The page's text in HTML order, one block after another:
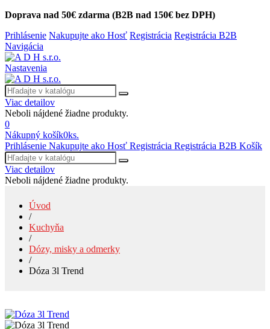
Doprava nad 50€ zdarma (B2B nad 150€ bez DPH)
Prihlásenie Nakupujte ako Hosť Registrácia Registrácia B2B
Navigácia
Nastavenia
Viac detailov
Neboli nájdené žiadne produkty.
0
Nákupný košík0ks.
Prihlásenie Nakupujte ako Hosť Registrácia Registrácia B2B Košík
Viac detailov
Neboli nájdené žiadne produkty.
Úvod
/
Kuchyňa
/
Dózy, misky a odmerky
/
Dóza 3l Trend